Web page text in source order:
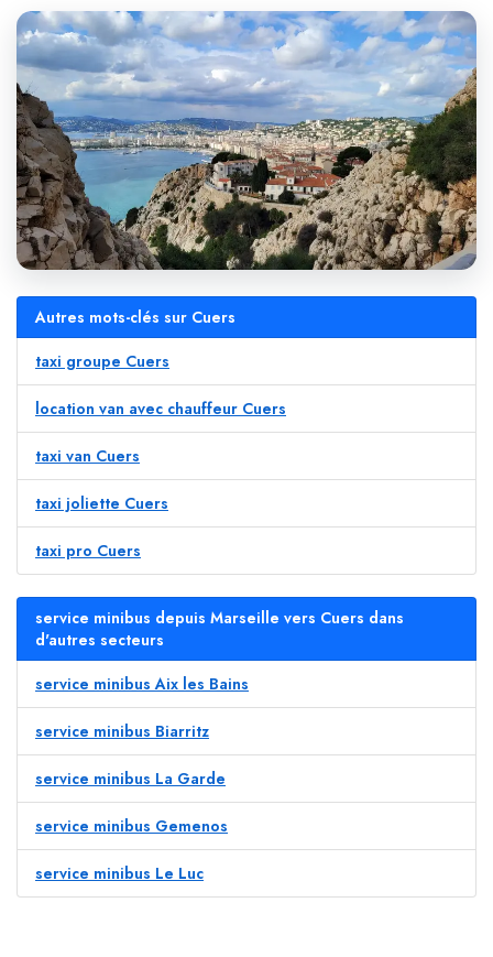
Autres mots-clés sur Cuers
taxi groupe Cuers
location van avec chauffeur Cuers
taxi van Cuers
taxi joliette Cuers
taxi pro Cuers
service minibus depuis Marseille vers Cuers dans
d'autres secteurs
service minibus Aix les Bains
service minibus Biarritz
service minibus La Garde
service minibus Gemenos
service minibus Le Luc